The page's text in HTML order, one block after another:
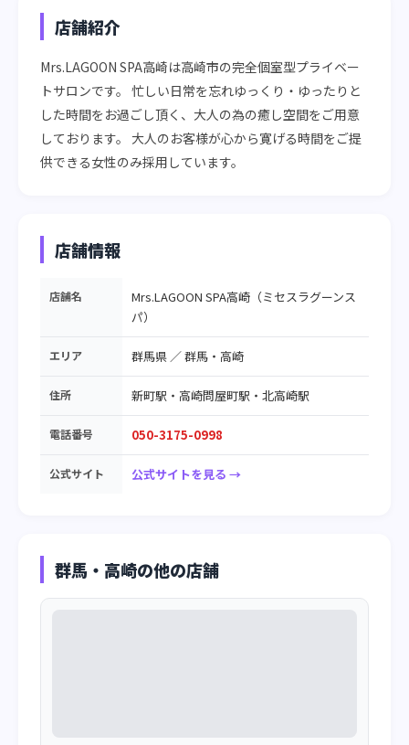
店舗紹介
Mrs.LAGOON SPA高崎は高崎市の完全個室型プライベー
トサロンです。 忙しい日常を忘れゆっくり・ゆったりと
した時間をお過ごし頂く、大人の為の癒し空間をご用意
しております。 大人のお客様が心から寛げる時間をご提
供できる女性のみ採用しています。
店舗情報
店舗名
Mrs.LAGOON SPA高崎（ミセスラグーンス
パ）
エリア 群馬県 ／群馬・高崎
住所 新町駅・高崎問屋町駅・北高崎駅
電話番号 050-3175-0998
公式サイト 公式サイトを見る →
群馬・高崎の他の店舗